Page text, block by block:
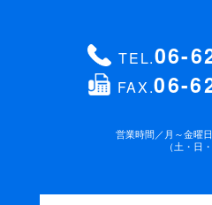
TEL.06-
FAX.06-
営業時間／月～金曜
（土・日